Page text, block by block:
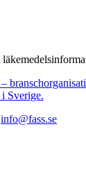
Sverige.
info@fass.se